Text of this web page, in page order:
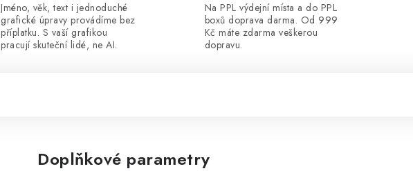
Jméno, věk, text i jednoduché
grafické úpravy provádíme bez
příplatku. S vaší grafikou
pracují skuteční lidé, ne AI.
Na PPL výdejní místa a do PPL
boxů doprava darma. Od 999
Kč máte zdarma veškerou
dopravu.
Doplňkové parametry